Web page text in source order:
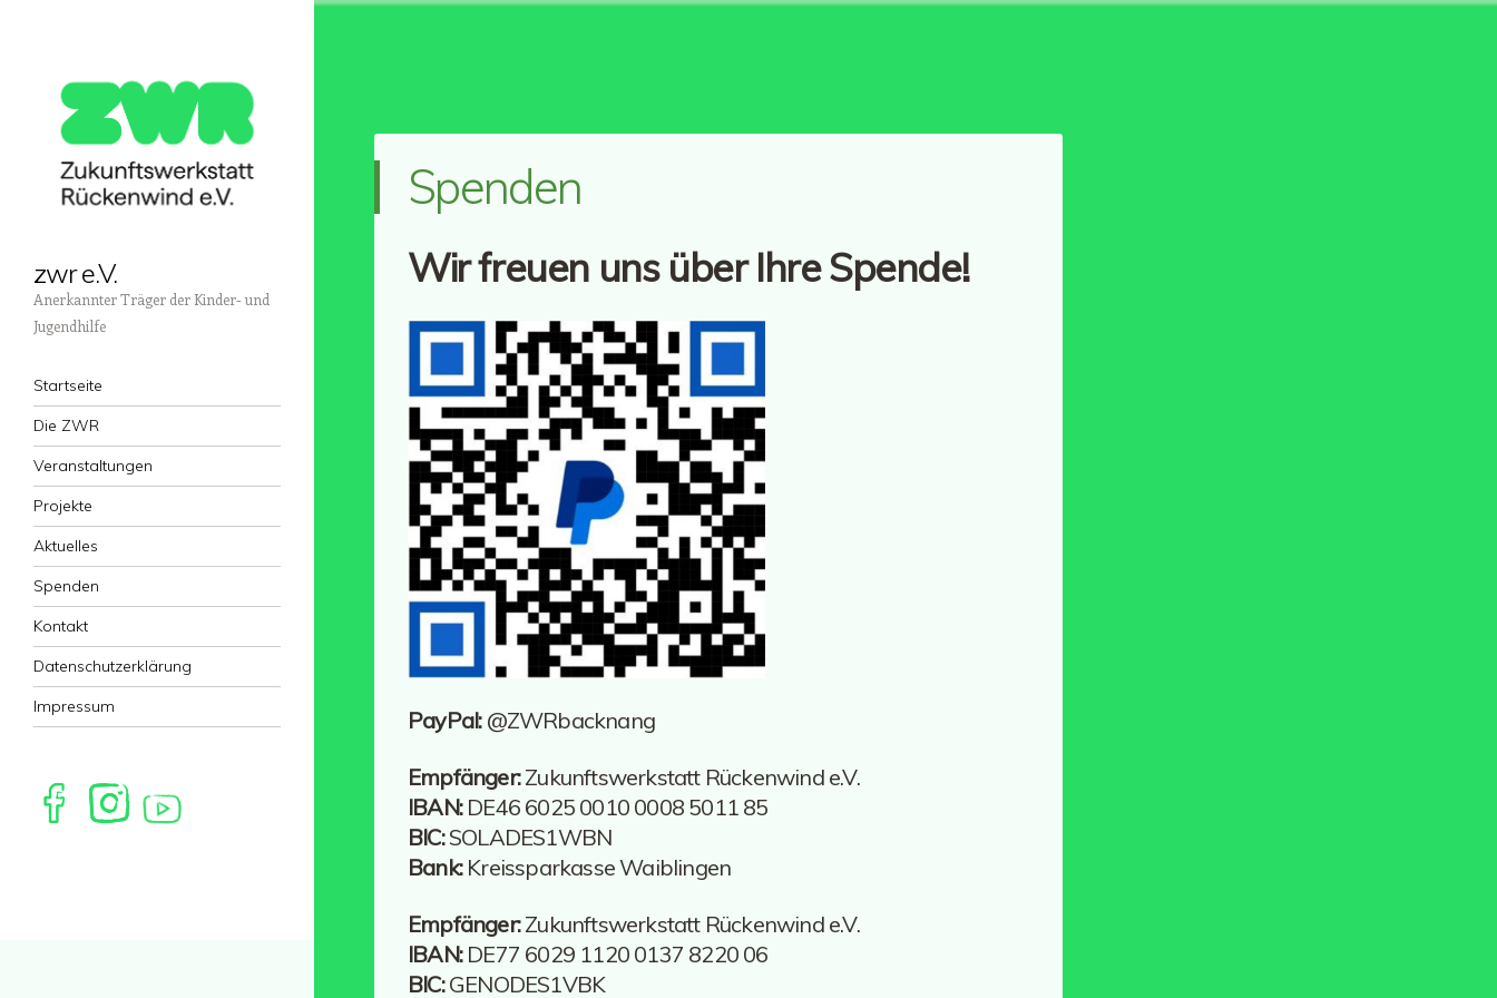
zwr e.V.
Anerkannter Träger der Kinder- und
Jugendhilfe
Menü
Zum Inhalt springen
Startseite
Die ZWR
Veranstaltungen
Projekte
Aktuelles
Spenden
Kontakt
Datenschutzerklärung
Impressum
Spenden
Wir freuen uns über Ihre Spende!
PayPal: @ZWRbacknang
Empfänger:Zukunftswerkstatt Rückenwind e.V.
IBAN:DE46 6025 0010 0008 5011 85
BIC:SOLADES1WBN
Bank:Kreissparkasse Waiblingen
Empfänger:Zukunftswerkstatt Rückenwind e.V.
IBAN:DE77 6029 1120 0137 8220 06
BIC:GENODES1VBK